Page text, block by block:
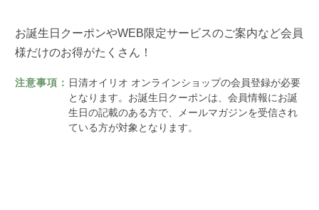
お誕生日クーポンやWEB限定サービスのご案内など会員
様だけのお得がたくさん！
注意事項： 日清オイリオ オンラインショップの会員登録が必要
となります。お誕生日クーポンは、会員情報にお誕
生日の記載のある方で、メールマガジンを受信され
ている方が対象となります。